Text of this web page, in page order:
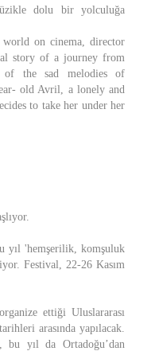
dolu bir yolculuğa
on cinema, director
story of a journey from
of the sad melodies of
old Avril, a lonely and
to take her under her
yıl 'hemşerilik, komşuluk
Festival, 22-26 Kasım
ettiği Uluslararası
arasında yapılacak.
bu yıl da Ortadoğu’dan